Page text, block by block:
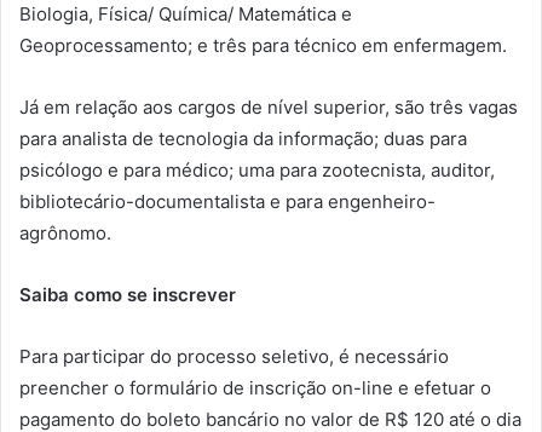
Biologia, Física/ Química/ Matemática e
Geoprocessamento; e três para técnico em enfermagem.
Já em relação aos cargos de nível superior, são três vagas
para analista de tecnologia da informação; duas para
psicólogo e para médico; uma para zootecnista, auditor,
bibliotecário-documentalista e para engenheiro-
agrônomo.
Saiba como se inscrever
Para participar do processo seletivo, é necessário
preencher o formulário de inscrição on-line e efetuar o
pagamento do boleto bancário no valor de R$ 120 até o dia